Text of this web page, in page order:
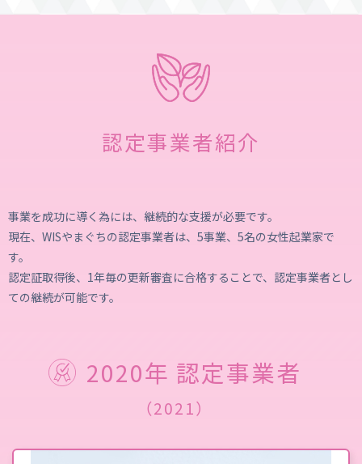
認定事業者紹介
事業を成功に導く為には、継続的な支援が必要です。
現在、WISやまぐちの認定事業者は、5事業、5名の女性起業家で
す。
認定証取得後、1年毎の更新審査に合格することで、認定事業者とし
ての継続が可能です。
2020年 認定事業者
（2021）